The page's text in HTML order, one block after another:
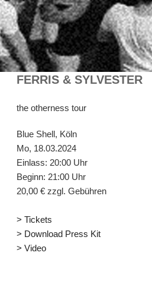
FERRIS & SYLVESTER
the otherness tour
Blue Shell, Köln
Mo, 18.03.2024
Einlass: 20:00 Uhr
Beginn: 21:00 Uhr
20,00 € zzgl. Gebühren
> Tickets
> Download Press Kit
> Video